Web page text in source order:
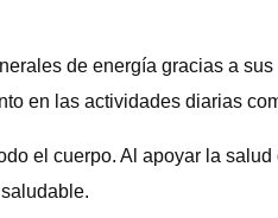
de energía gracias a
en las actividades diarias
el cuerpo. Al apoyar la